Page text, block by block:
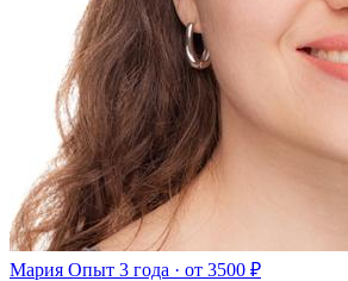
Мария Опыт 3 года · от 3500 ₽